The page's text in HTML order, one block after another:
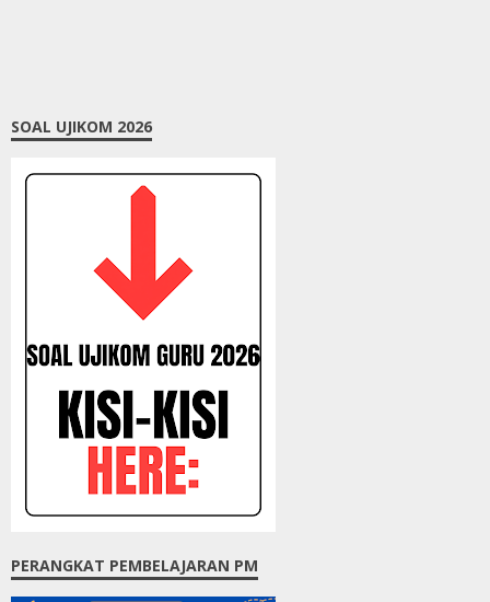
SOAL UJIKOM 2026
PERANGKAT PEMBELAJARAN PM